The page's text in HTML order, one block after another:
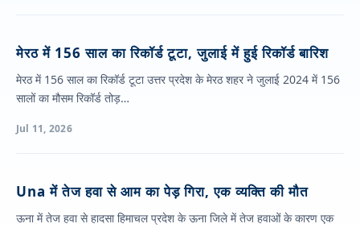
मेरठ में 156 साल का रिकॉर्ड टूटा, जुलाई में हुई रिकॉर्ड बारिश
मेरठ में 156 साल का रिकॉर्ड टूटा उत्तर प्रदेश के मेरठ शहर ने जुलाई 2024 में 156
सालों का मौसम रिकॉर्ड तोड़…
Jul 11, 2026
Una में तेज हवा से आम का पेड़ गिरा, एक व्यक्ति की मौत
ऊना में तेज हवा से हादसा हिमाचल प्रदेश के ऊना जिले में तेज हवाओं के कारण एक